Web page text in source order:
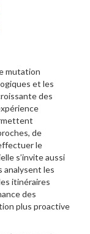
mutation
et les
des
de
le
s’invite aussi
analysent les
itinéraires
des
plus proactive